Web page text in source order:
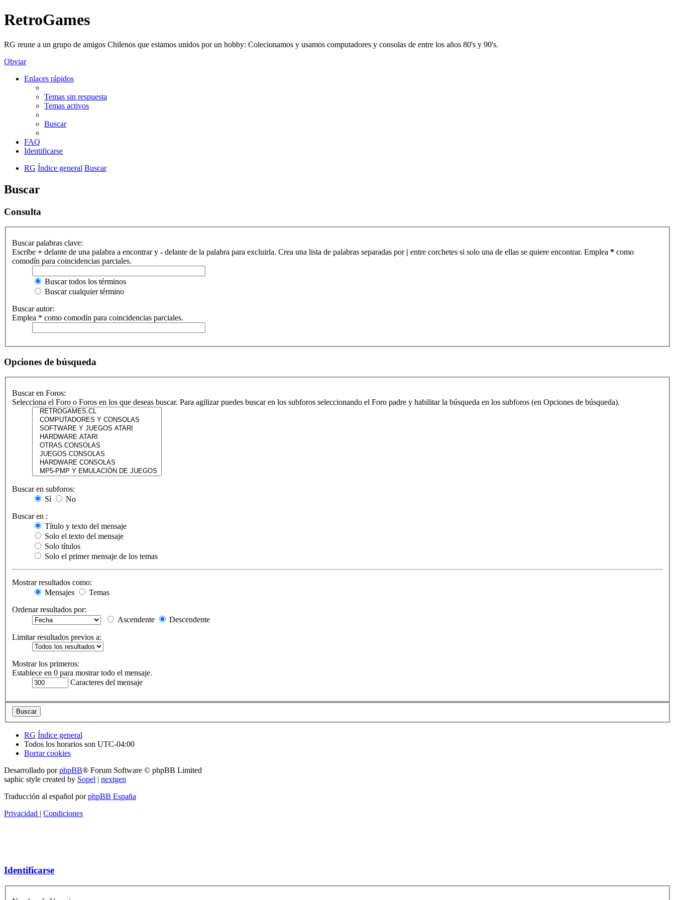
RetroGames
RG reune a un grupo de amigos Chilenos que estamos unidos por un hobby: Colecionamos y usamos computadores y consolas de entre los años 80's y 90's.
Obviar
Enlaces rápidos
Temas sin respuesta
Temas activos
Buscar
FAQ
Identificarse
RG Índice general Buscar
Buscar
Consulta
Buscar palabras clave:
Escribe + delante de una palabra a encontrar y - delante de la palabra para excluirla. Crea una lista de palabras separadas por | entre corchetes si solo una de ellas se quiere encontrar. Emplea * como
comodín para coincidencias parciales.
Buscar todos los términos
Buscar cualquier término
Buscar autor:
Emplea * como comodín para coincidencias parciales.
Opciones de búsqueda
Buscar en Foros:
Selecciona el Foro o Foros en los que deseas buscar. Para agilizar puedes buscar en los subforos seleccionando el Foro padre y habilitar la búsqueda en los subforos (en Opciones de búsqueda).
Buscar en subforos:
Sí
No
Buscar en :
Título y texto del mensaje
Solo el texto del mensaje
Solo títulos
Solo el primer mensaje de los temas
Mostrar resultados como:
Mensajes
Temas
Ordenar resultados por:
Ascendente
Descendente
Limitar resultados previos a:
Mostrar los primeros:
Establece en 0 para mostrar todo el mensaje.
Caracteres del mensaje
RG Índice general
Todos los horarios son UTC-04:00
Borrar cookies
Desarrollado porphpBB® Forum Software © phpBB Limited
saphic style created by Sopel | nextgen
Traducción al español porphpBB España
Privacidad | Condiciones
Identificarse